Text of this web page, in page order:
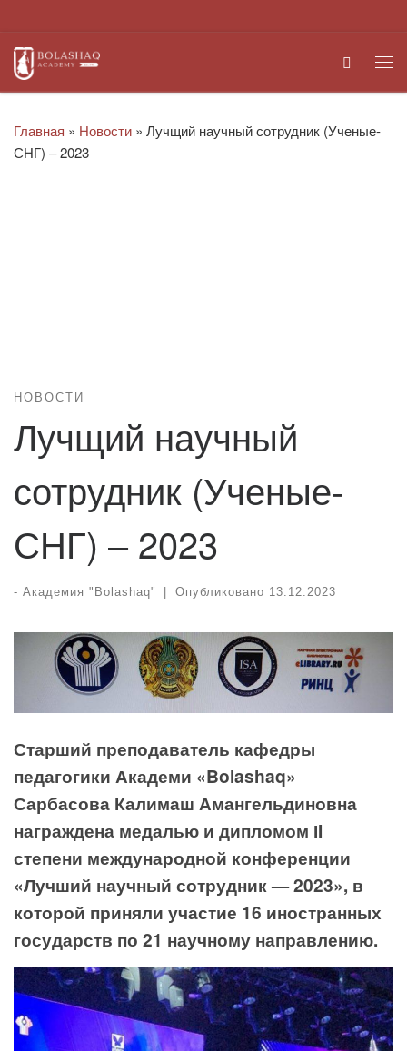
Search
Главная » Новости » Лучщий научный сотрудник (Ученые-
СНГ) – 2023
НОВОСТИ
Лучщий научный
сотрудник (Ученые-
СНГ) – 2023
- Академия "Bolashaq" | Опубликовано 13.12.2023
Старший преподаватель кафедры
педагогики Академи «Bolashaq»
Сарбасова Калимаш Амангельдиновна
награждена медалью и дипломом ІI
степени международной конференции
«Лучший научный сотрудник — 2023», в
которой приняли участие 16 иностранных
государств по 21 научному направлению.